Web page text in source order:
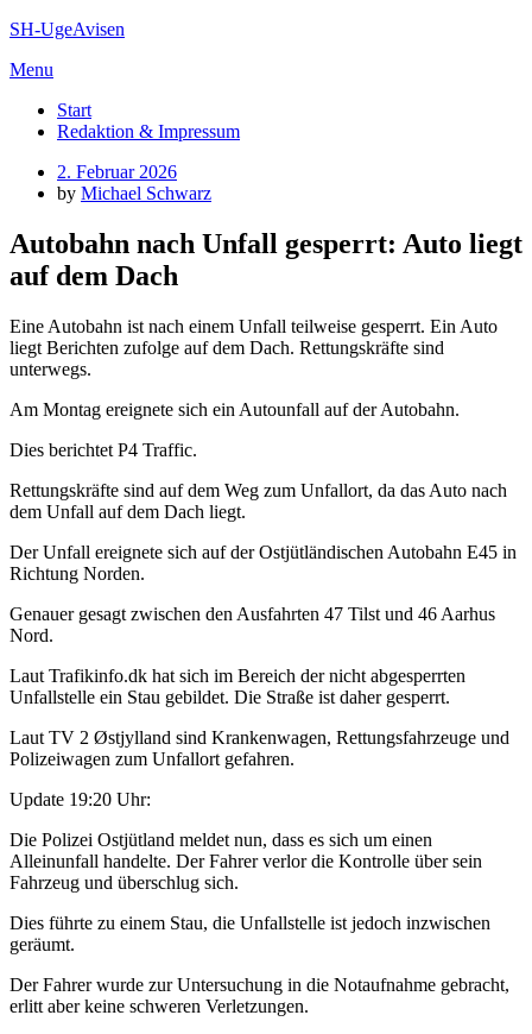
Skip
content
SH-UgeAvisen
Menu
Start
Redaktion & Impressum
Posted
on
2. Februar 2026
by Michael Schwarz
Autobahn nach Unfall gesperrt: Auto liegt
auf dem Dach
Eine Autobahn ist nach einem Unfall teilweise gesperrt. Ein Auto
liegt Berichten zufolge auf dem Dach. Rettungskräfte sind
unterwegs.
Am Montag ereignete sich ein Autounfall auf der Autobahn.
Dies berichtet P4 Traffic.
Rettungskräfte sind auf dem Weg zum Unfallort, da das Auto nach
dem Unfall auf dem Dach liegt.
Der Unfall ereignete sich auf der Ostjütländischen Autobahn E45 in
Richtung Norden.
Genauer gesagt zwischen den Ausfahrten 47 Tilst und 46 Aarhus
Nord.
Laut Trafikinfo.dk hat sich im Bereich der nicht abgesperrten
Unfallstelle ein Stau gebildet. Die Straße ist daher gesperrt.
Laut TV 2 Østjylland sind Krankenwagen, Rettungsfahrzeuge und
Polizeiwagen zum Unfallort gefahren.
Update 19:20 Uhr:
Die Polizei Ostjütland meldet nun, dass es sich um einen
Alleinunfall handelte. Der Fahrer verlor die Kontrolle über sein
Fahrzeug und überschlug sich.
Dies führte zu einem Stau, die Unfallstelle ist jedoch inzwischen
geräumt.
Der Fahrer wurde zur Untersuchung in die Notaufnahme gebracht,
erlitt aber keine schweren Verletzungen.